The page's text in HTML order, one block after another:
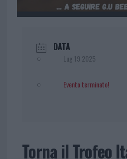
DATA
Lug 19 2025
Evento terminato!
Torna il Trofeo